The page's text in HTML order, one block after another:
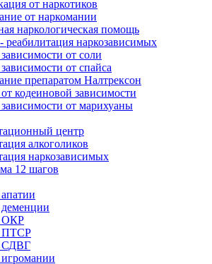
от наркотиков
от наркомании
наркологическая помощь
реабилитация наркозависимых
от соли
от спайса
препаратом Налтрексон
кодеиновой зависимости
от марихуаны
центр
алкоголиков
наркозависимых
12 шагов
ОКР
ПТСР
СДВГ